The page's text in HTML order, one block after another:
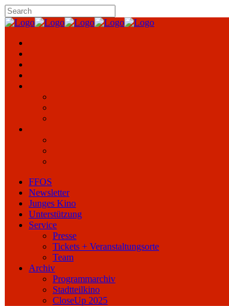
FFOS
Newsletter
Junges Kino
Unterstützung
Service
Presse
Tickets + Veranstaltungsorte
Team
Archiv
Programmarchiv
Stadtteilkino
CloseUp 2025